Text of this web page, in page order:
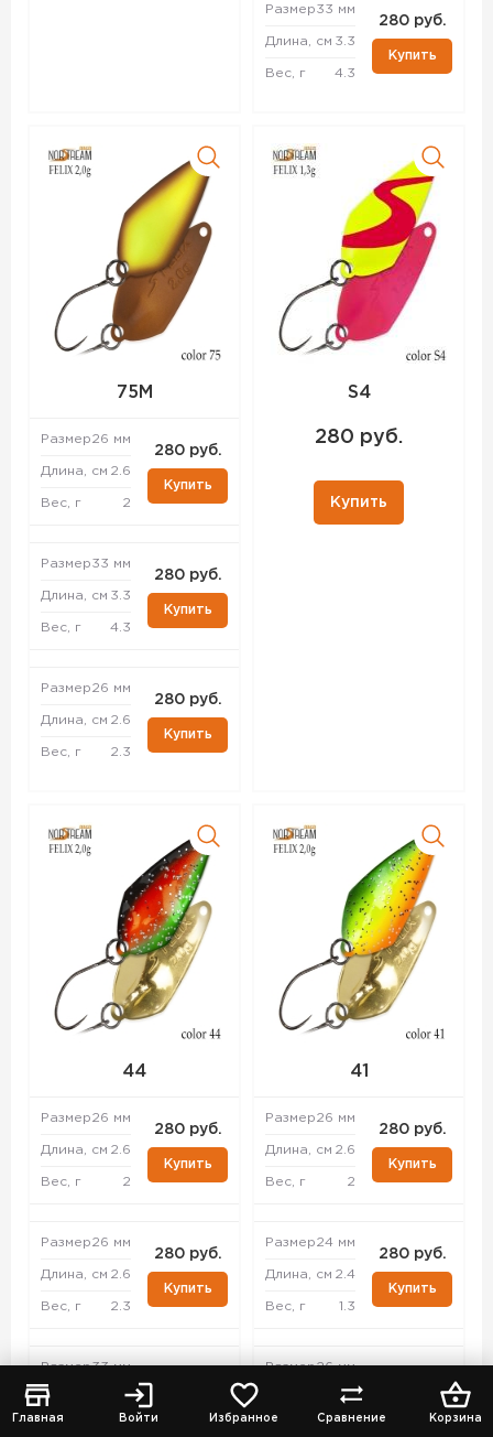
Главная Войти Избранное Сравнение Корзина
Размер33 мм
Длина, см 3.3
Вес, г 4.3
280 руб.
Купить
75M
Размер26 мм
Длина, см 2.6
Вес, г 2
280 руб.
Купить
Размер33 мм
Длина, см 3.3
Вес, г 4.3
280 руб.
Купить
Размер26 мм
Длина, см 2.6
Вес, г 2.3
280 руб.
Купить
S4
280 руб.
Купить
44
Размер26 мм
Длина, см 2.6
Вес, г 2
280 руб.
Купить
Размер26 мм
Длина, см 2.6
Вес, г 2.3
280 руб.
Купить
Размер33 мм
Длина, см 3.3
Купить
41
Размер26 мм
Длина, см 2.6
Вес, г 2
280 руб.
Купить
Размер24 мм
Длина, см 2.4
Вес, г 1.3
280 руб.
Купить
Размер26 мм
2.6
Купить